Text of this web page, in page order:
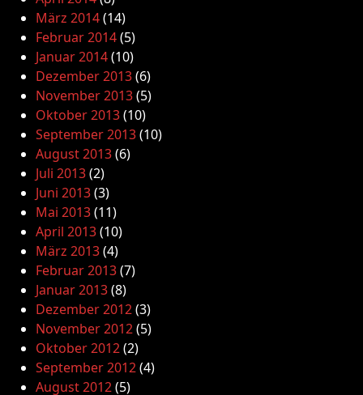
März 2014(14)
Februar 2014(5)
Januar 2014(10)
Dezember 2013(6)
November 2013(5)
Oktober 2013(10)
September 2013(10)
August 2013(6)
Juli 2013(2)
Juni 2013(3)
Mai 2013(11)
April 2013(10)
März 2013(4)
Februar 2013(7)
Januar 2013(8)
Dezember 2012(3)
November 2012(5)
Oktober 2012(2)
September 2012(4)
August 2012(5)